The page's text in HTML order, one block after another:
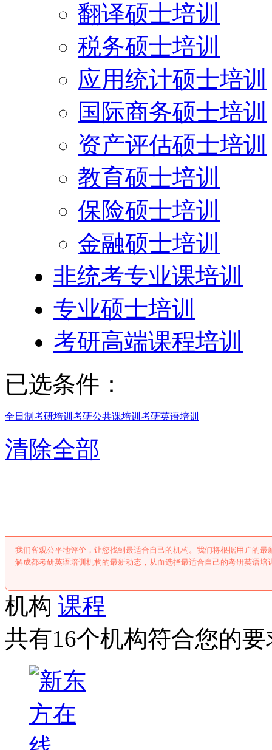
翻译硕士培训
税务硕士培训
应用统计硕士培训
国际商务硕士培训
资产评估硕士培训
教育硕士培训
保险硕士培训
金融硕士培训
非统考专业课培训
专业硕士培训
考研高端课程培训
已选条件：
全日制考研培训 考研公共课培训 考研英语培训
清除全部
我们客观公平地评价，让您找到最适合自己的机构。我们将根据用户的
解成都考研英语培训机构的最新动态，从而选择最适合自己的考研英语培
机构 课程
共有16个机构符合您的要